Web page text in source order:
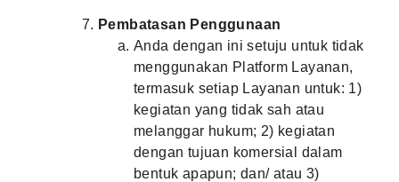
Pembatasan Penggunaan
Anda dengan ini setuju untuk tidak
menggunakan Platform Layanan,
termasuk setiap Layanan untuk: 1)
kegiatan yang tidak sah atau
melanggar hukum; 2) kegiatan
dengan tujuan komersial dalam
bentuk apapun; dan/ atau 3)